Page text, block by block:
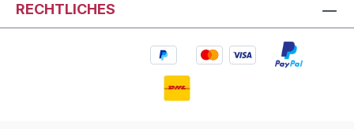
RECHTLICHES